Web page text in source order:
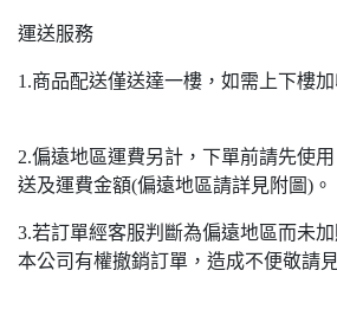
運送服務
1.商品配送僅送達一樓，如需上下樓
2.偏遠地區運費另計，下單前請先使
送及運費金額(偏遠地區
3.若訂單經客服判斷為偏遠地區而未
本公司有權撤銷訂單，造成